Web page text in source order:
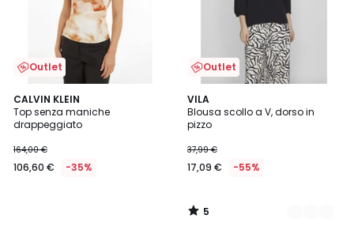
Outlet
CALVIN KLEIN
Top senza maniche
drappeggiato
164,00 €
106,60 € -35%
Outlet
VILA
Blousa scollo a V, dorso in
pizzo
37,99 €
17,09 € -55%
5
/
5
2
Colori
5
/